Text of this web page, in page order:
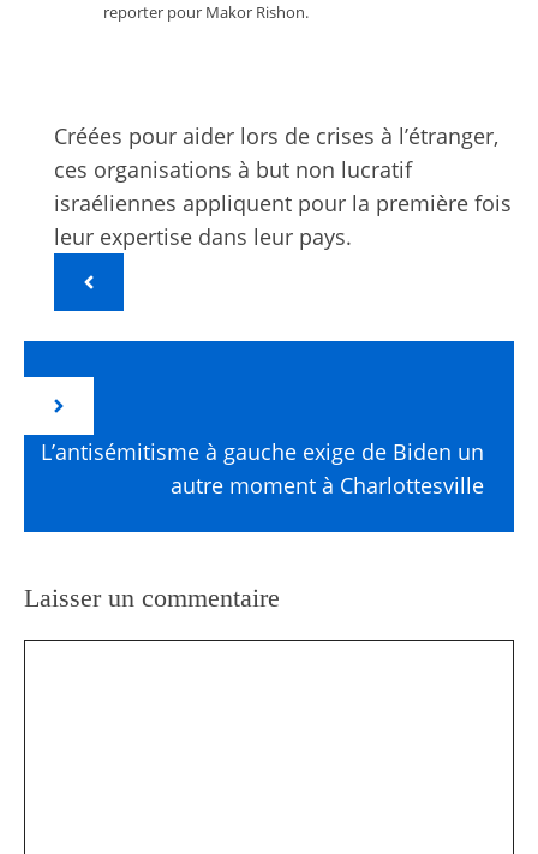
reporter pour Makor Rishon.
Créées pour aider lors de crises à l’étranger,
ces organisations à but non lucratif
israéliennes appliquent pour la première fois
leur expertise dans leur pays.
L’antisémitisme à gauche exige de Biden un
autre moment à Charlottesville
Laisser un commentaire